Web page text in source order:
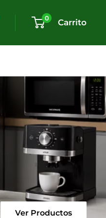
0 Carrito
Ver Productos